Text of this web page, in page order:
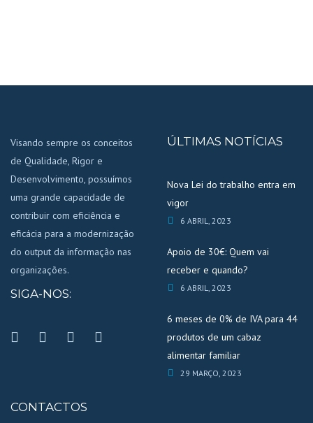
Visando sempre os conceitos
de Qualidade, Rigor e
Desenvolvimento, possuímos
uma grande capacidade de
contribuir com eficiência e
eficácia para a modernização
do output da informação nas
organizações.
SIGA-NOS:
ÚLTIMAS NOTÍCIAS
Nova Lei do trabalho entra em
vigor
6 ABRIL, 2023
Apoio de 30€: Quem vai
receber e quando?
6 ABRIL, 2023
6 meses de 0% de IVA para 44
produtos de um cabaz
alimentar familiar
29 MARÇO, 2023
CONTACTOS